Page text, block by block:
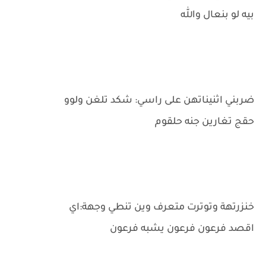
بيه لو بنعال والله
ضربني اثنيناتهن على راسي: شكد تلغن ولوو
حقج تغارين جنه حلقوم
خنزرتهة وتوترت متعرف وين تنطي وجهة:اي
اقصد فرعون فرعون يشبه فرعون